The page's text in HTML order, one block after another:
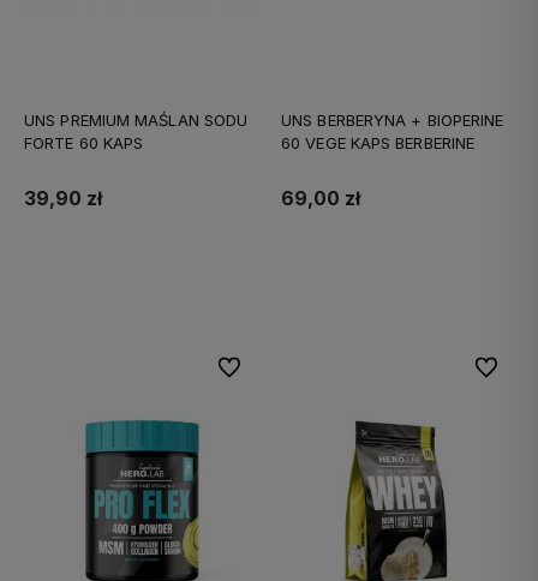
UNS PREMIUM MAŚLAN SODU
FORTE 60 KAPS
39,90 zł
UNS BERBERYNA + BIOPERINE
60 VEGE KAPS BERBERINE
69,00 zł
Do ulubionych Do